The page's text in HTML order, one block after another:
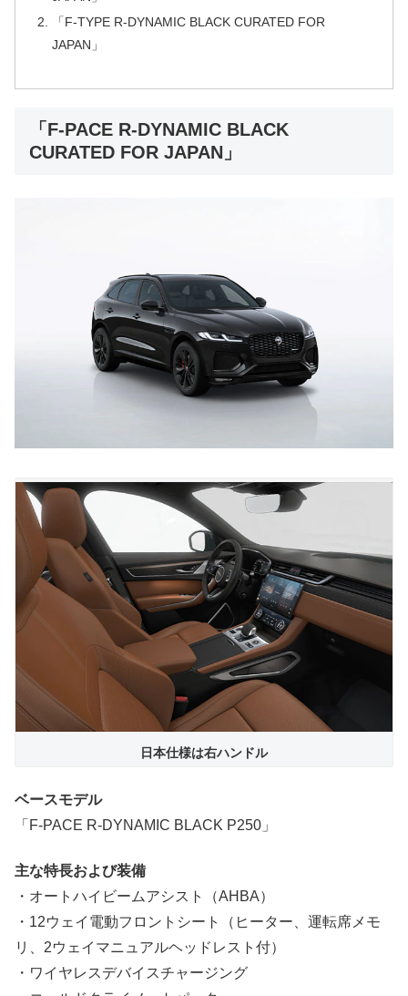
「F-TYPE R-DYNAMIC BLACK CURATED FOR
JAPAN」
「F-PACE R-DYNAMIC BLACK
CURATED FOR JAPAN」
日本仕様は右ハンドル
ベースモデル
「F-PACE R-DYNAMIC BLACK P250」
主な特長および装備
・オートハイビームアシスト（AHBA）
・12ウェイ電動フロントシート（ヒーター、運転席メモ
リ、2ウェイマニュアルヘッドレスト付）
・ワイヤレスデバイスチャージング